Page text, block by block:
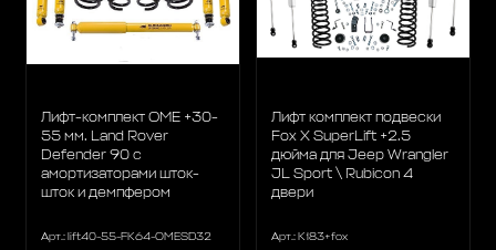
Лифт-комплект OME +30-
55 мм. Land Rover
Defender 90 с
амортизаторами шток-
шток и демпфером
Арт.: lift40-55-FK64-OMESD32
Лифт комплект подвески
Fox X SuperLift +2.5
дюйма для Jeep Wrangler
JL Sport \ Rubicon 4
двери
Арт.: K183+fox